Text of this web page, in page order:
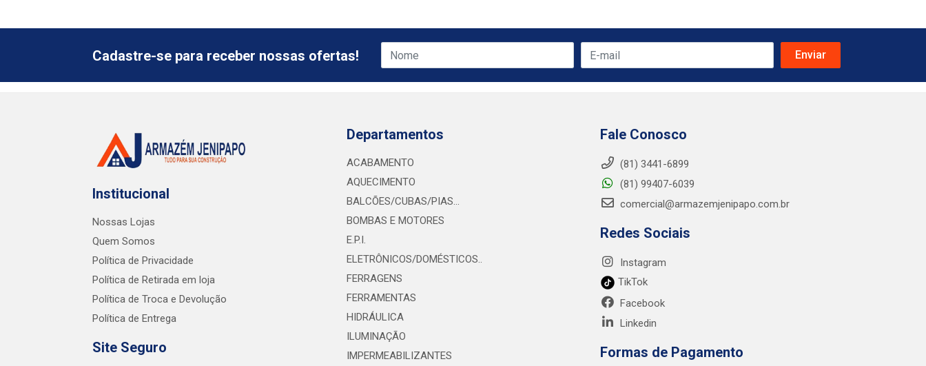
Cadastre-se para receber nossas ofertas!
Institucional
Nossas Lojas
Quem Somos
Política de Privacidade
Política de Retirada em loja
Política de Troca e Devolução
Política de Entrega
Site Seguro
Departamentos
ACABAMENTO
AQUECIMENTO
BALCÕES/CUBAS/PIAS...
BOMBAS E MOTORES
E.P.I.
ELETRÔNICOS/DOMÉSTICOS..
FERRAGENS
FERRAMENTAS
HIDRÁULICA
ILUMINAÇÃO
IMPERMEABILIZANTES
Fale Conosco
(81) 3441-6899
(81) 99407-6039
comercial@armazemjenipapo.com.br
Redes Sociais
Instagram
TikTok
Facebook
Linkedin
Formas de Pagamento